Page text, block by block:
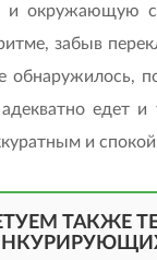
и окружающую
забыв
обнаружилось,
едет
и
ТАКЖЕ